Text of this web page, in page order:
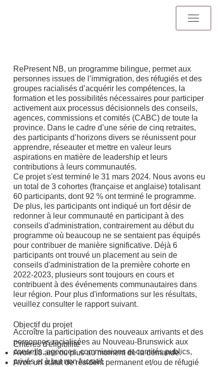
RePresent NB, un programme bilingue, permet aux
personnes issues de l’immigration, des réfugiés et des
groupes racialisés d’acquérir les compétences, la
formation et les possibilités nécessaires pour participer
activement aux processus décisionnels des conseils,
agences, commissions et comités (CABC) de toute la
province. Dans le cadre d’une série de cinq retraites,
des participants d’horizons divers se réunissent pour
apprendre, réseauter et mettre en valeur leurs
aspirations en matière de leadership et leurs
contributions à leurs communautés.
Ce projet s'est terminé le 31 mars 2024. Nous avons eu
un total de 3 cohortes (française et anglaise) totalisant
60 participants, dont 92 % ont terminé le programme.
De plus, les participants ont indiqué un fort désir de
redonner à leur communauté en participant à des
conseils d'administration, contrairement au début du
programme où beaucoup ne se sentaient pas équipés
pour contribuer de manière significative. Déjà 6
participants ont trouvé un placement au sein de
conseils d'administration de la première cohorte en
2022-2023, plusieurs sont toujours en cours et
contribuent à des événements communautaires dans
leur région. Pour plus d'informations sur les résultats,
veuillez consulter le rapport suivant.
Objectif du projet
Accroître la participation des nouveaux arrivants et des
personnes racialisées au Nouveau-Brunswick aux
conseils, agences, commissions et comités publics,
privés et à but non lucratif.
Critères d'éligibilité
Avoir 18 ans ou plus au moment de la demande.
Avoir un statut de résident permanent et/ou de réfugié